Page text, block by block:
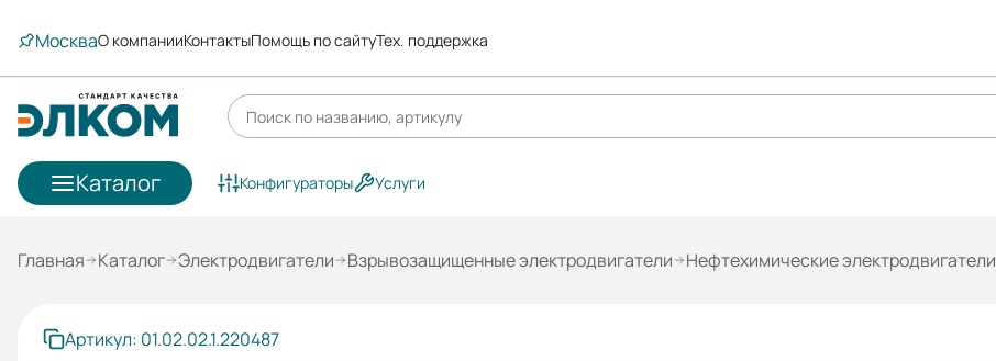
МоскваО компанииКонтактыПомощь по сайтуТех. поддержка
Каталог Конфигураторы Услуги
Главная Каталог Электродвигатели Взрывозащищенные электродвигатели Нефтехимические электродвигатели
Артикул: 01.02.02.1.220487